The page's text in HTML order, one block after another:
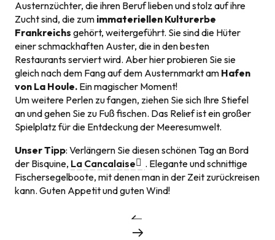
Austernzüchter, die ihren Beruf lieben und stolz auf ihre
Zucht sind, die zum immateriellen Kulturerbe
Frankreichs gehört, weitergeführt. Sie sind die Hüter
einer schmackhaften Auster, die in den besten
Restaurants serviert wird. Aber hier probieren Sie sie
gleich nach dem Fang auf dem Austernmarkt am Hafen
von La Houle. Ein magischer Moment!
Um weitere Perlen zu fangen, ziehen Sie sich Ihre Stiefel
an und gehen Sie zu Fuß fischen. Das Relief ist ein großer
Spielplatz für die Entdeckung der Meeresumwelt.
Unser Tipp: Verlängern Sie diesen schönen Tag an Bord
der Bisquine, La Cancalaise
. Elegante und schnittige
Fischersegelboote, mit denen man in der Zeit zurückreisen
kann. Guten Appetit und guten Wind!